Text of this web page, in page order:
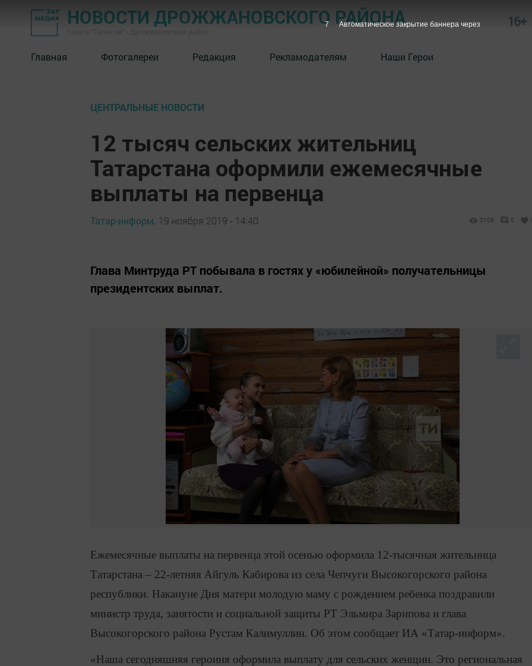
НОВОСТИ ДРОЖЖАНОВСКОГО РАЙОНА 16+
Главная Фотогалереи Редакция Рекламодателям Наши Герои
ЦЕНТРАЛЬНЫЕ НОВОСТИ
12 тысяч сельских жительниц
Татарстана оформили ежемесячные
выплаты на первенца
Татар-информ, 19 ноября 2019 - 14:40 3106 0
Глава Минтруда РТ побывала в гостях у «юбилейной» получательницы
президентских выплат.
Ежемесячные выплаты на первенца этой осенью оформила 12-тысячная жительница
Татарстана – 22-летняя Айгуль Кабирова из села Чепчуги Высокогорского района
республики. Накануне Дня матери молодую маму с рождением ребенка поздравили
министр труда, занятости и социальной защиты РТ Эльмира Зарипова и глава
Высокогорского района Рустам Калимуллин. Об этом сообщает ИА «Татар-информ».
«Наша сегодняшняя героиня оформила выплату для сельских женщин. Это региональная
6 Автоматическое закрытие баннера через